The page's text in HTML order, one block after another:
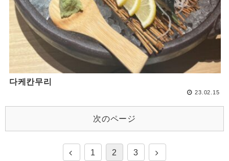
다케칸무리
23.02.15
次のページ
1 2 3